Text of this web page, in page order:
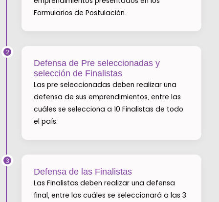
Formularios de Postulación.
2
Defensa de Pre seleccionadas y
selección de Finalistas
Las pre seleccionadas deben realizar una
defensa de sus emprendimientos, entre las
cuáles se selecciona a 10 Finalistas de todo
el país.
3
Defensa de las Finalistas
Las Finalistas deben realizar una defensa
final, entre las cuáles se seleccionará a las 3